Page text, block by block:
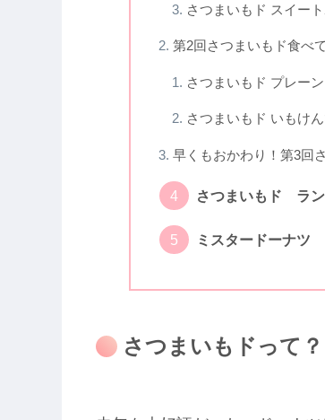
さつまいもド スイー
第2回さつまいもド食べ
さつまいもド プレーン
さつまいもド いもけん
早くもおかわり！第3回
さつまいもド ラ
ミスタードーナツ
さつまいもドって？